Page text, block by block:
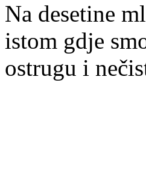
Na desetine
istom gdje
ostrugu i